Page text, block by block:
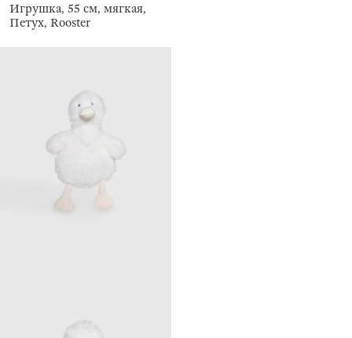
Игрушка, 55 см, мягкая,
Петух, Rooster